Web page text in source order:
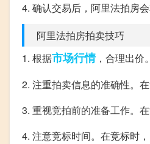
4. 确认交易后，阿里法拍房
阿里法拍房拍卖技巧
1. 根据市场行情，合理出价
2. 注重拍卖信息的准确性。
3. 重视竞拍前的准备工作。
4. 注意竞标时间。在竞标时